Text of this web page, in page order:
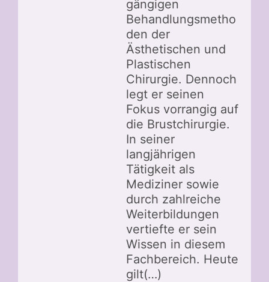
gängigen
Behandlungsmetho
den der
Ästhetischen und
Plastischen
Chirurgie. Dennoch
legt er seinen
Fokus vorrangig auf
die Brustchirurgie.
In seiner
langjährigen
Tätigkeit als
Mediziner sowie
durch zahlreiche
Weiterbildungen
vertiefte er sein
Wissen in diesem
Fachbereich. Heute
gilt(…)